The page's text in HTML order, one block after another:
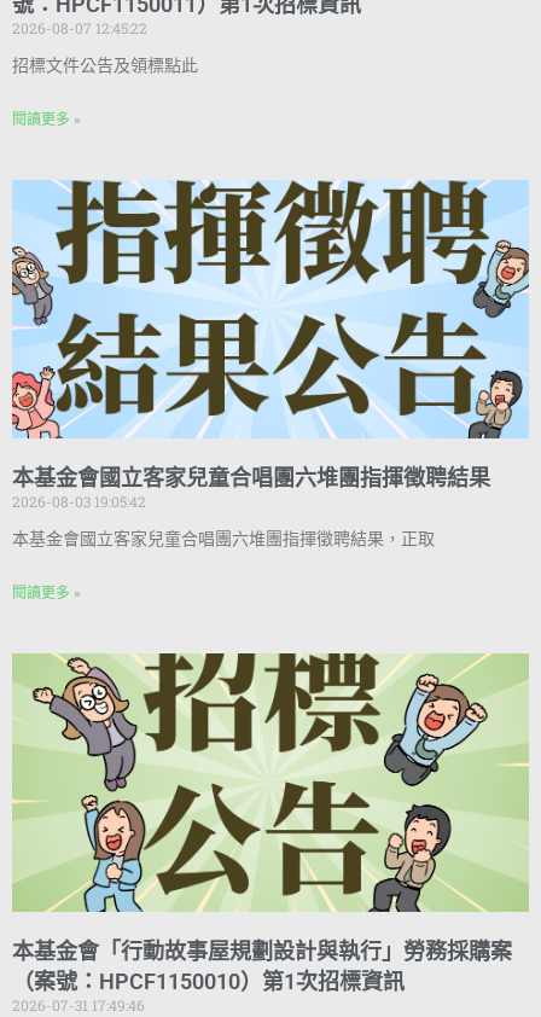
2026-08-07 12:45:22
招標文件公告及領標點此
閱讀更多 »
本基金會國立客家兒童合唱團六堆團指揮徵聘結果
2026-08-03 19:05:42
本基金會國立客家兒童合唱團六堆團指揮徵聘結果，正取
閱讀更多 »
本基金會「行動故事屋規劃設計與執行」勞務採購案
（案號：HPCF1150010）第1次招標資訊
2026-07-31 17:49:46